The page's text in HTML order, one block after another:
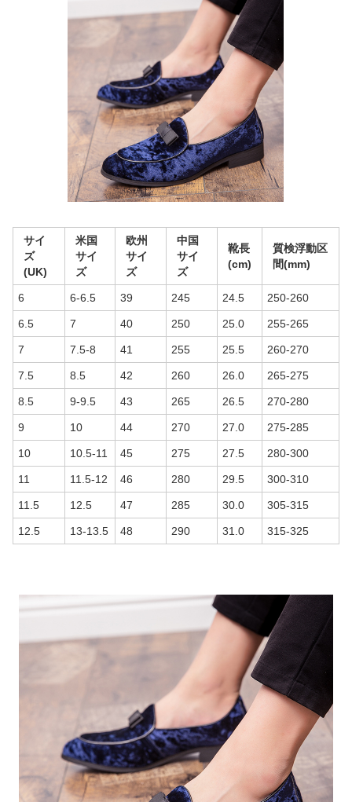
サイ
ズ
(UK)
米国
サイ
ズ
欧州
サイ
ズ
中国
サイ
ズ
靴長
(cm)
質検浮動区
間(mm)
6 6-6.5 39 245 24.5 250-260
6.5 7 40 250 25.0 255-265
7 7.5-8 41 255 25.5 260-270
7.5 8.5 42 260 26.0 265-275
8.5 9-9.5 43 265 26.5 270-280
9 10 44 270 27.0 275-285
10 10.5-11 45 275 27.5 280-300
11 11.5-12 46 280 29.5 300-310
11.5 12.5 47 285 30.0 305-315
12.5 13-13.5 48 290 31.0 315-325